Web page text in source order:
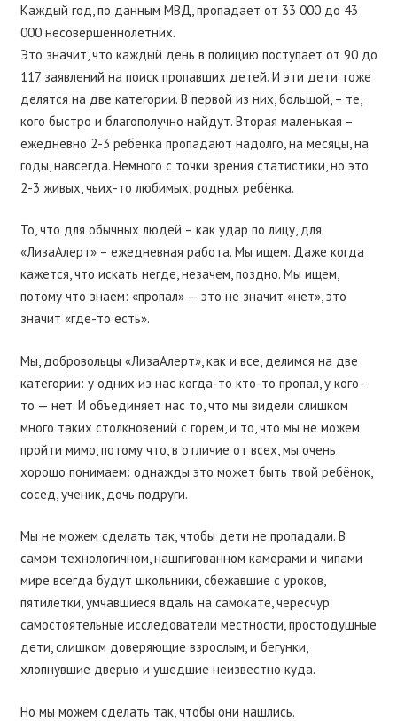
Каждый год, по данным МВД, пропадает от 33 000 до 43
000 несовершеннолетних.
Это значит, что каждый день в полицию поступает от 90 до
117 заявлений на поиск пропавших детей. И эти дети тоже
делятся на две категории. В первой из них, большой, – те,
кого быстро и благополучно найдут. Вторая маленькая –
ежедневно 2-3 ребёнка пропадают надолго, на месяцы, на
годы, навсегда. Немного с точки зрения статистики, но это
2-3 живых, чьих-то любимых, родных ребёнка.
То, что для обычных людей – как удар по лицу, для
«ЛизаАлерт» – ежедневная работа. Мы ищем. Даже когда
кажется, что искать негде, незачем, поздно. Мы ищем,
потому что знаем: «пропал» — это не значит «нет», это
значит «где-то есть».
Мы, добровольцы «ЛизаАлерт», как и все, делимся на две
категории: у одних из нас когда-то кто-то пропал, у кого-
то — нет. И объединяет нас то, что мы видели слишком
много таких столкновений с горем, и то, что мы не можем
пройти мимо, потому что, в отличие от всех, мы очень
хорошо понимаем: однажды это может быть твой ребёнок,
сосед, ученик, дочь подруги.
Мы не можем сделать так, чтобы дети не пропадали. В
самом технологичном, нашпигованном камерами и чипами
мире всегда будут школьники, сбежавшие с уроков,
пятилетки, умчавшиеся вдаль на самокате, чересчур
самостоятельные исследователи местности, простодушные
дети, слишком доверяющие взрослым, и бегунки,
хлопнувшие дверью и ушедшие неизвестно куда.
Но мы можем сделать так, чтобы они нашлись.